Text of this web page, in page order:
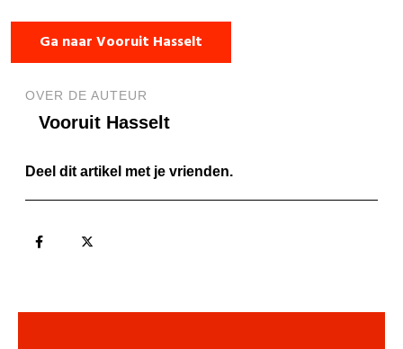
Ga naar Vooruit Hasselt
OVER DE AUTEUR
Vooruit Hasselt
Deel dit artikel met je vrienden.